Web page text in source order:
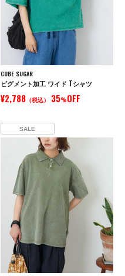
CUBE SUGAR
ピグメント加工 ワイド Tシャツ
¥2,788（税込） 35%OFF
SALE